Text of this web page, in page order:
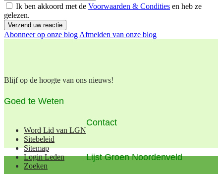
Ik ben akkoord met de Voorwaarden & Condities en heb ze
gelezen.
Verzend uw reactie
Abonneer op onze blog Afmelden van onze blog
Blijf op de hoogte van ons nieuws!
Goed te Weten
Word Lid van LGN
Sitebeleid
Sitemap
Login Leden
Zoeken
Contact
Lijst Groen Noordenveld